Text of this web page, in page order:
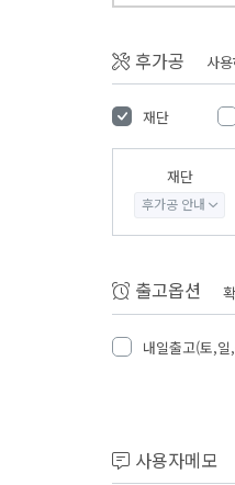
후가공 사
재단
재단
후가공 안내
출고옵션
내일출고(토,
사용자메모